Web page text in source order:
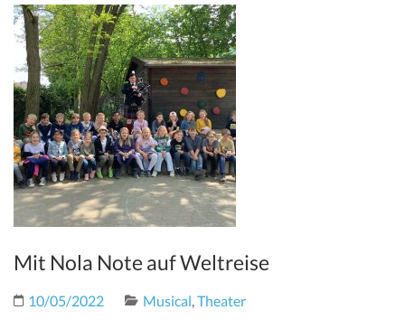
Mit Nola Note auf Weltreise
10/05/2022 Musical,Theater